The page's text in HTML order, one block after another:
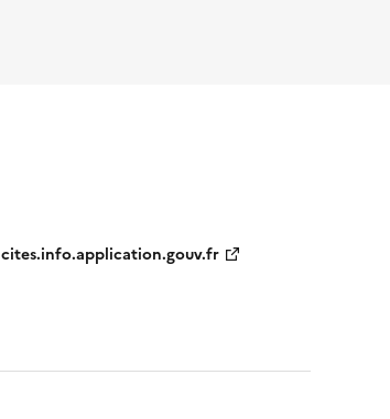
cites.info.application.gouv.fr